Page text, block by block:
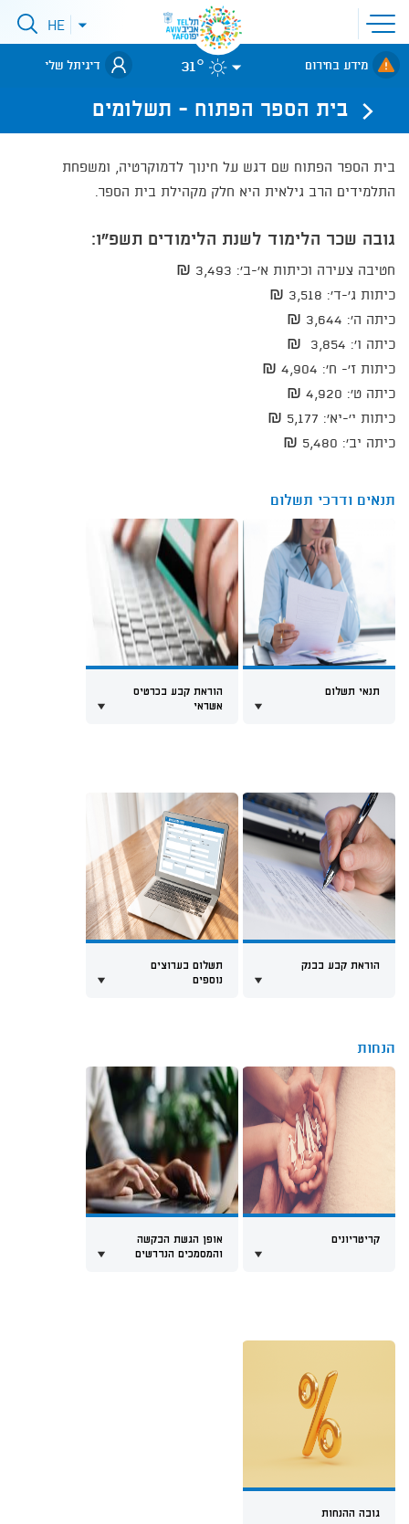
פתיחת
תפריט
אתר
לאתר עיריית
תל-אביב
פתיחתHE
מידע בחירום 31° דיגיתל שלי
בית הספר הפתוח - תשלומים
בית הספר הפתוח שם דגש על חינוך לדמוקרטיה, ומשפחת
התלמידים הרב גילאית היא חלק מקהילת בית הספר.
גובה שכר הלימוד לשנת הלימודים תשפ"ו​:
חטיבה צעירה וכיתות א'-ב': ​3,493 ₪
כיתות ג'-ד': 3,518​ ₪
כיתה ה': 3,644​ ₪
כיתה ו': 3,854​ ₪
כיתות ז'- ח': 4,904​​ ₪
כיתה ט': 4,920 ₪
כיתות י'-יא': 5,177​ ​₪
כיתה יב': 5,480​ ₪ ​
תנאים ודרכי תשלום
תנאי תשלום
הוראת קבע בכרטיס
אשראי
הוראת קבע בבנק
תשלום בערוצים
נוספים
הנחות
קריטריונים
אופן הגשת הבקשה
והמסמכים הנדרשים
גובה ההנחות